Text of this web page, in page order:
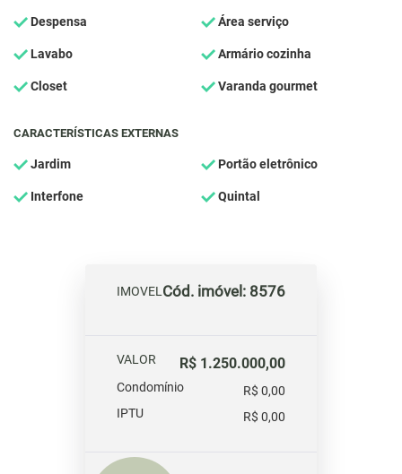
Despensa Área serviço
Lavabo Armário cozinha
Closet Varanda gourmet
CARACTERÍSTICAS EXTERNAS
Jardim Portão eletrônico
Interfone Quintal
IMOVELCód. imóvel: 8576
VALOR R$ 1.250.000,00
Condomínio
R$ 0,00
IPTU
R$ 0,00